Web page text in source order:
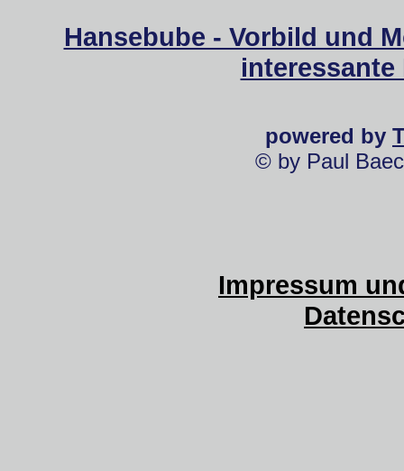
Hansebube - Vorbild und
powered by
© by Paul
Impressum